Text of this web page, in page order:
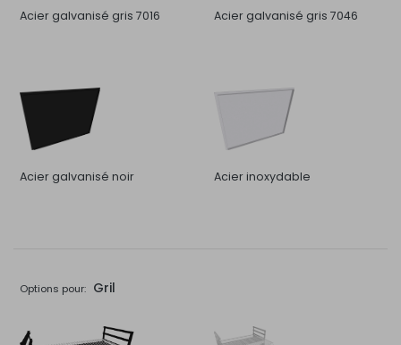
Acier galvanisé gris 7016 Acier galvanisé gris 7046
Acier galvanisé noir Acier inoxydable
Options pour: Gril